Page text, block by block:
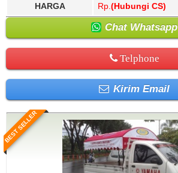
HARGA Rp. (Hubungi CS)
Chat Whatsapp
Telphone
Kirim Email
BEST SELLER